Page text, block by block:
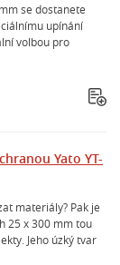
se dostanete
upínání
volbou pro
Yato YT-
materiály? Pak je
25 x 300 mm tou
Jeho úzký tvar